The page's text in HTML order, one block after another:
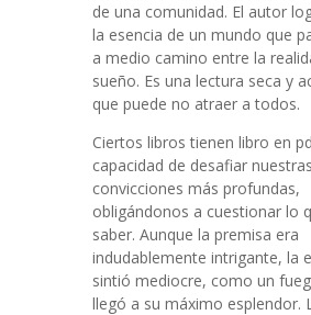
de una comunidad. El autor
la esencia de un mundo que
a medio camino entre la
sueño. Es una lectura seca y
que puede no atraer a todos.
Ciertos libros tienen libro en
capacidad de desafiar nuestras
convicciones más profundas,
obligándonos a cuestionar lo
saber. Aunque la premisa era
indudablemente intrigante, la
sintió mediocre, como un
llegó a su máximo esplendor.